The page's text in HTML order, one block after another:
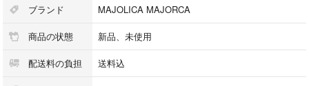
ブランド MAJOLICA MAJORCA
商品の状態 新品、未使用
配送料の負担 送料込